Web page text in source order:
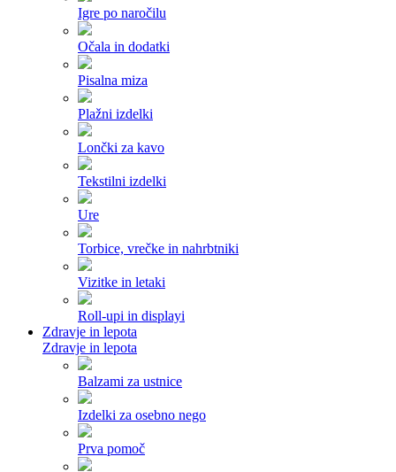
Igre po naročilu
Očala in dodatki
Pisalna miza
Plažni izdelki
Lončki za kavo
Tekstilni izdelki
Ure
Torbice, vrečke in nahrbtniki
Vizitke in letaki
Roll-upi in displayi
Zdravje in lepota
Zdravje in lepota
Balzami za ustnice
Izdelki za osebno nego
Prva pomoč